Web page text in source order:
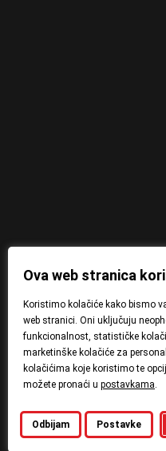
Ova web stranica
Koristimo kolačiće kako bismo
web stranici. Oni uključuju
funkcionalnost, statističke
marketinške kolačiće za
kolačićima koje koristimo te
možete pronaći u postavkama.
Odbijam Postavke